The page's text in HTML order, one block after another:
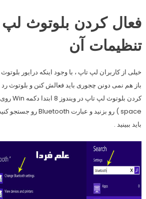
فعال کردن بلوتوث لپ
تنظیمات آن
خیلی از کاربران لپ تاپ ، با وجود اینکه درایور
باز هم نمی دونن چجوری باید فعالش کنن و بلوتوث
کردن بلوتوث لپ تاپ در ویندوز 8 ابتدا دکمه Win روی کیبورد ( حوالی دکمه
space ) رو بزنید و عبارت Bluetooth رو جستجو کنید . تصویری مثل شکل زیر
باید ببینید .